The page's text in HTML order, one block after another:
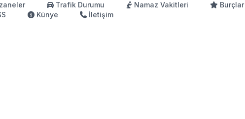
Trafik Durumu Namaz Vakitleri Burçlar
Künye
İletişim